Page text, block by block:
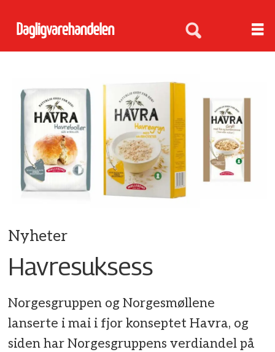
Nyheter
Havresuksess
Norgesgruppen og Norgesmøllene
lanserte i mai i fjor konseptet Havra, og
siden har Norgesgruppens verdiandel på